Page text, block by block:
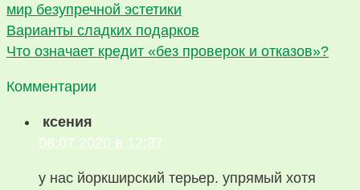
мир безупречной эстетики
Варианты сладких подарков
Что означает кредит «без проверок и отказов»?
Комментарии
ксения
08.07.2020 в 12:37
у нас йоркширский терьер. упрямый хотя